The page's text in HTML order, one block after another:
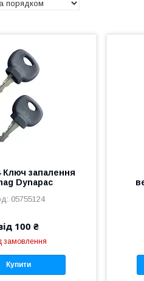
Ключ запалення
Dynapac
05755124
100 ₴
замовлення
Купити